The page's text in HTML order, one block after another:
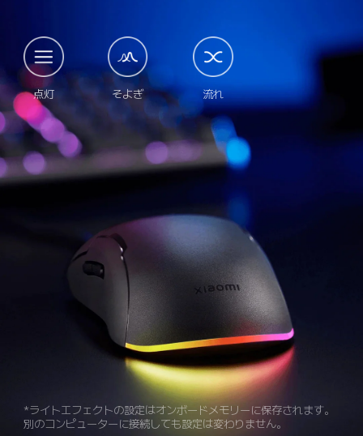
点灯 そよぎ 流れ
*ライトエフェクトの設定はオンボードメモリーに保存されます。
別のコンピューターに接続しても設定は変わりません。